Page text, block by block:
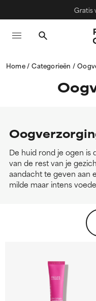
Gratis
Home Categorieën
De huid rond je ogen is
van de rest van je
aandacht te geven aan
milde maar intens